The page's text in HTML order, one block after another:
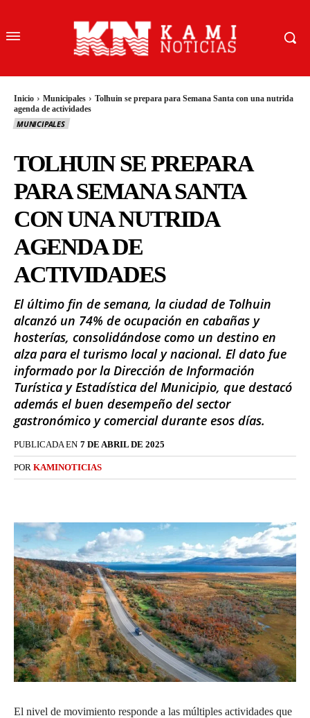
Inicio Municipales
Tolhuin se prepara para Semana Santa con una nutrida
agenda de actividades
MUNICIPALES
TOLHUIN SE PREPARA
PARA SEMANA SANTA
CON UNA NUTRIDA
AGENDA DE
ACTIVIDADES
El último fin de semana, la ciudad de Tolhuin
alcanzó un 74% de ocupación en cabañas y
hosterías, consolidándose como un destino en
alza para el turismo local y nacional. El dato fue
informado por la Dirección de Información
Turística y Estadística del Municipio, que destacó
además el buen desempeño del sector
gastronómico y comercial durante esos días.
PUBLICADA EN 7 DE ABRIL DE 2025
POR KAMINOTICIAS
El nivel de movimiento responde a las múltiples actividades que